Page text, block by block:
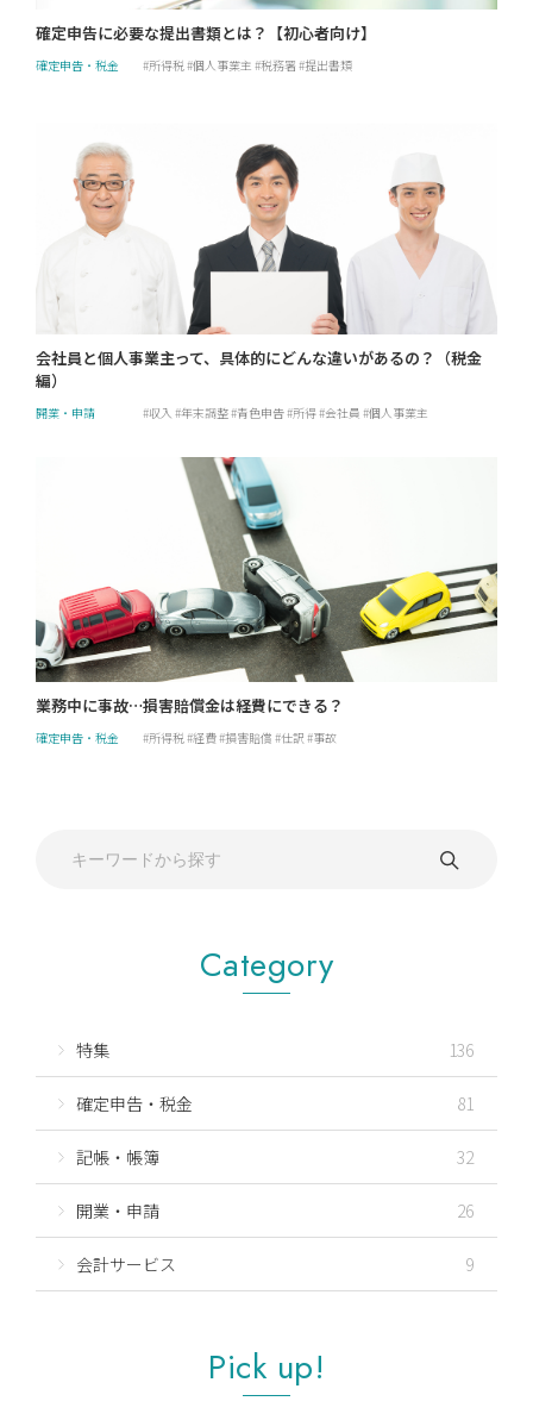
確定申告に必要な提出書類とは？【初心者向け】
確定申告・税金 所得税 個人事業主 税務署 提出書類
会社員と個人事業主って、具体的にどんな違いがあるの？（税金
編）
開業・申請 収入 年末調整 青色申告 所得 会社員 個人事業主
業務中に事故…損害賠償金は経費にできる？
確定申告・税金 所得税 経費 損害賠償 仕訳 事故
Category
特集 136
確定申告・税金 81
記帳・帳簿 32
開業・申請 26
会計サービス 9
Pick up!